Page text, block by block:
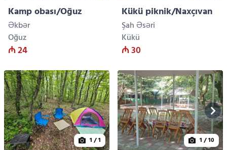
Kamp obası/Oğuz
Əkbər
Oğuz
₼ 24
Kükü piknik/Naxçıvan
Şah Əsəri
Kükü
₼ 30
1 / 1 1 / 10